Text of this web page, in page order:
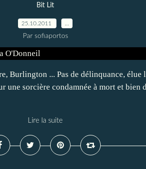
Bit Lit
25.10.2011
Par sofiaportos
Burlington ... Pas de délinquance, élue
une sorcière condamnée à mort et bien
Lire la suite